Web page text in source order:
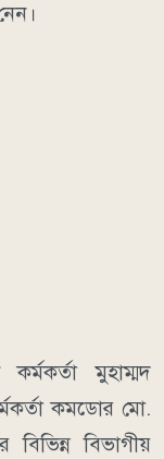
মুহাম্মদ
কমডোর মো.
বিভাগীয়